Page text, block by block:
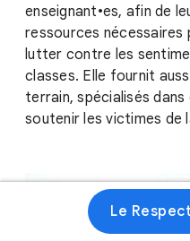
enseignant•es, afin de
ressources
lutter contre les
classes. Elle fournit
terrain, spécialisés
soutenir les victimes de
Le